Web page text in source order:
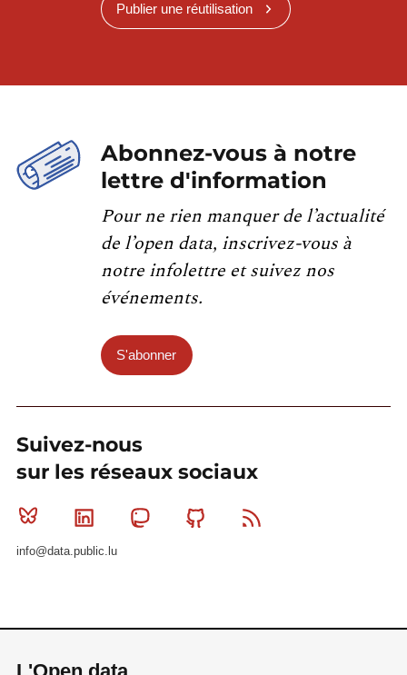
Publier une réutilisation
Abonnez-vous à notre
lettre d'information
Pour ne rien manquer de l’actualité
de l’open data, inscrivez-vous à
notre infolettre et suivez nos
événements.
S'abonner
Suivez-nous
sur les réseaux sociaux
Bluesky Linkedin MastodonGithub
info@data.public.lu